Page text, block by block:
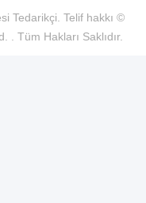
Tedarikçi. Telif hakkı ©
Tüm Hakları Saklıdır.